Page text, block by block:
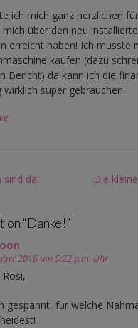
ich mich ganz herzlichen
über den neu
erreicht haben! Ich musste
kaufen (dazu
Bericht) da kann ich die
super gebrauchen.
sind da!
Die
on “Danke!”
2016 um 5:22 p.m. Uhr
Rosi,
gespannt, für welche